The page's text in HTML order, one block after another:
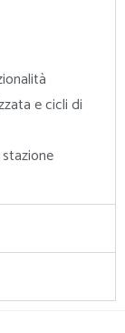
e cicli di